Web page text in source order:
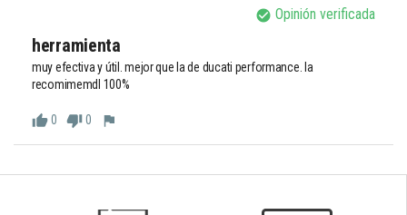
check_circle Opinión verificada
herramienta
muy efectiva y útil. mejor que la de ducati performance. la
thumb_up0 thumb_down0 flag